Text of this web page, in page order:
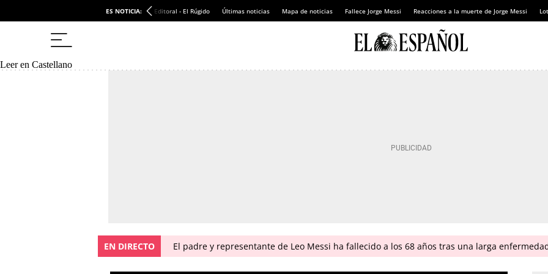
ES NOTICIA: Editoral - El Rúgido Últimas noticias Mapa de noticias Fallece Jorge Messi Reacciones a la muerte de Jorge Messi
Leer en Castellano
EN DIRECTO El padre y representante de Leo Messi ha fallecido a los 68 años tras una larga